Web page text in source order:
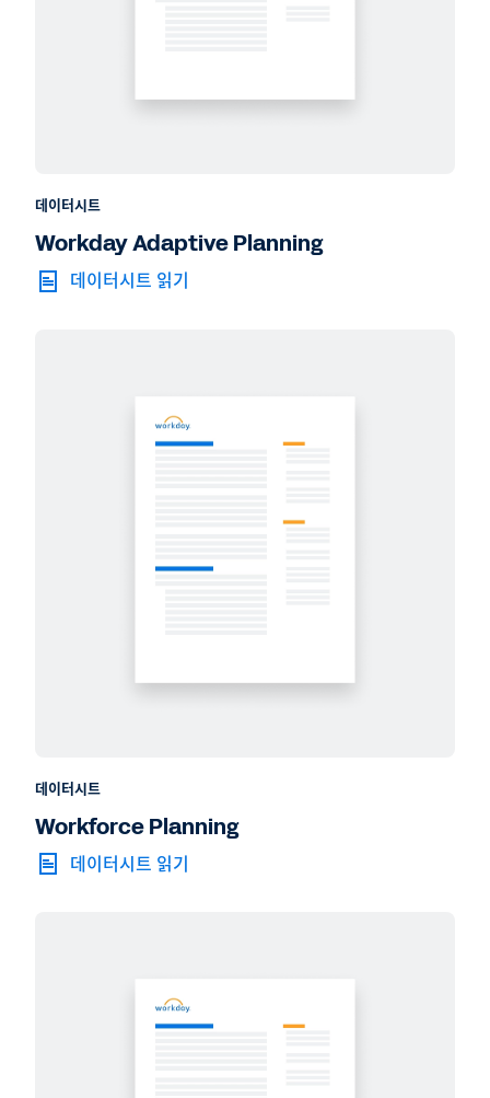
데이터시트
Workday Adaptive Planning
데이터시트 읽기
데이터시트
Workforce Planning
데이터시트 읽기